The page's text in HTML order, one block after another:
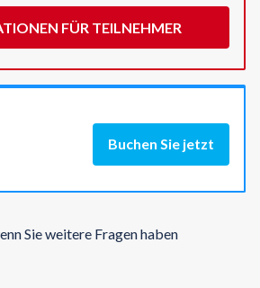
FÜR TEILNEHMER
Buchen Sie jetzt
Sie weitere Fragen haben